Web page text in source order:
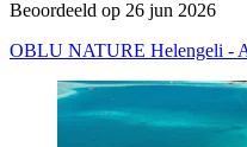
Beoordeeld op 26 jun 2026
OBLU NATURE Helengeli -